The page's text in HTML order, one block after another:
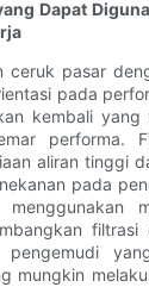
Dapat
ceruk pasar
pada
kembali yang
performa.
aliran tinggi
pada
filtrasi
pengemudi
mungkin